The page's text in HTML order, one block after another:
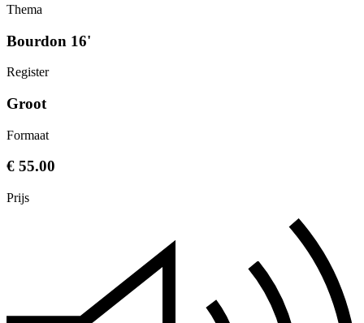
Thema
Bourdon 16'
Register
Groot
Formaat
€ 55.00
Prijs